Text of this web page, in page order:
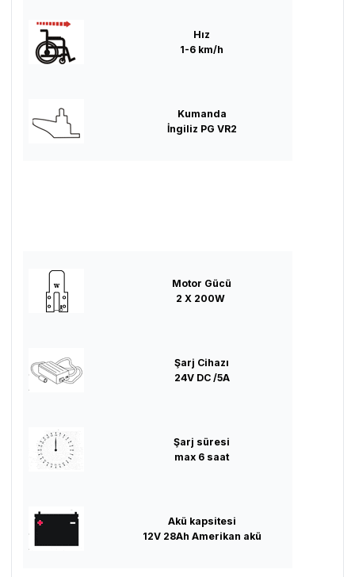
Hız
1-6 km/h
Kumanda
İngiliz PG VR2
Motor Gücü
2 X 200W
Şarj Cihazı
24V DC /5A
Şarj süresi
max 6 saat
Akü kapsitesi
12V 28Ah Amerikan akü